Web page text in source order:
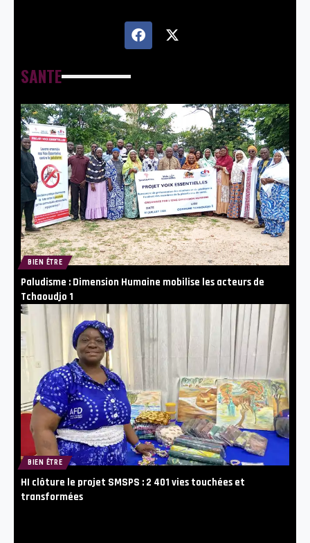
SANTE
BIEN ÊTRE
Paludisme : Dimension Humaine mobilise les acteurs de
Tchaoudjo 1
BIEN ÊTRE
HI clôture le projet SMSPS : 2 401 vies touchées et
transformées